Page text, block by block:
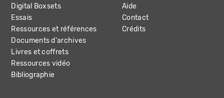
Digital Boxsets
Essais
Ressources et références
Documents d'archives
Livres et coffrets
Ressources vidéo
Bibliographie
Aide
Contact
Crédits